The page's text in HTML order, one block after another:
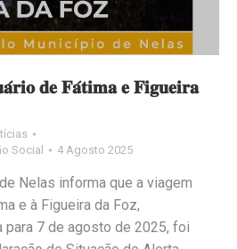
𝐝𝐞 𝐅𝐚́𝐭𝐢𝐦𝐚 𝐞 𝐅𝐢𝐠𝐮𝐞𝐢𝐫𝐚
Social 4 Agosto 2025
Nelas informa que a viagem
e à Figueira da Foz,
para 7 de agosto de 2025, foi